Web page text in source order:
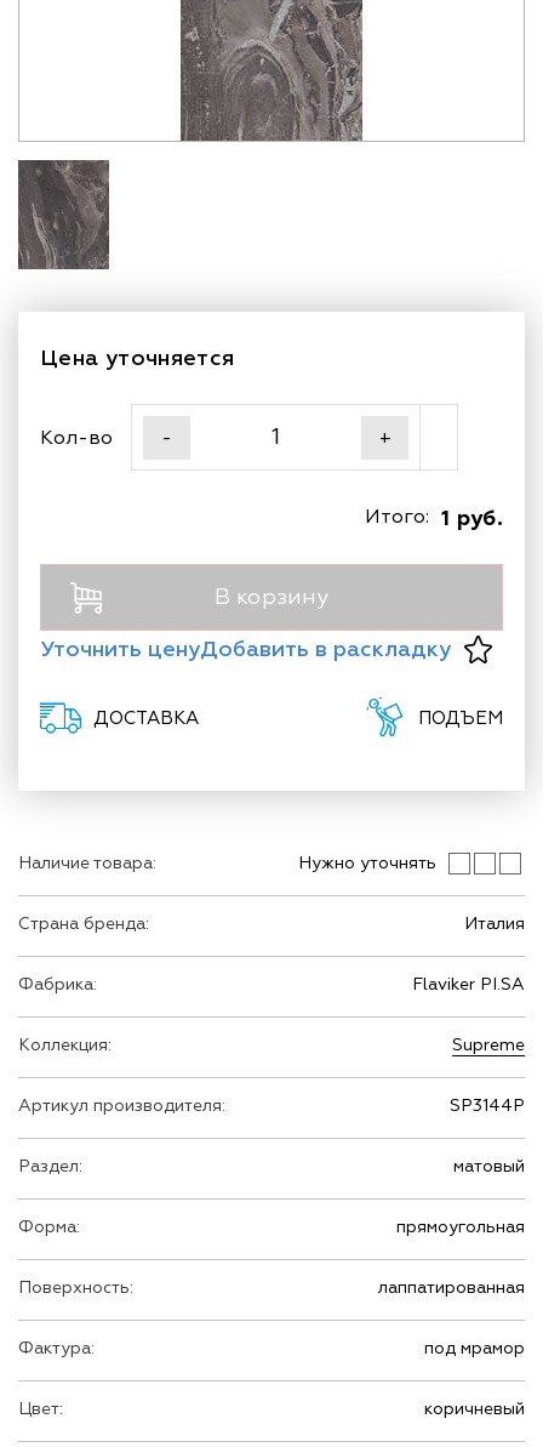
Наличие товара: Нужно уточнять
Страна бренда: Италия
Фабрика: Flaviker PI.SA
Коллекция: Supreme
Артикул производителя: SP3144P
Раздел: матовый
Форма: прямоугольная
Поверхность: лаппатированная
Фактура: под мрамор
Цвет: коричневый
Цена уточняется
Кол-во - +
1 руб.
Итого:
В корзину
Уточнить ценуДобавить в раскладку
ДОСТАВКА ПОДЪЕМ